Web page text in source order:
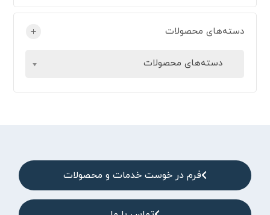
دسته‌های محصولات +
دسته‌های محصولات
فرم در خوست خدمات و محصولات